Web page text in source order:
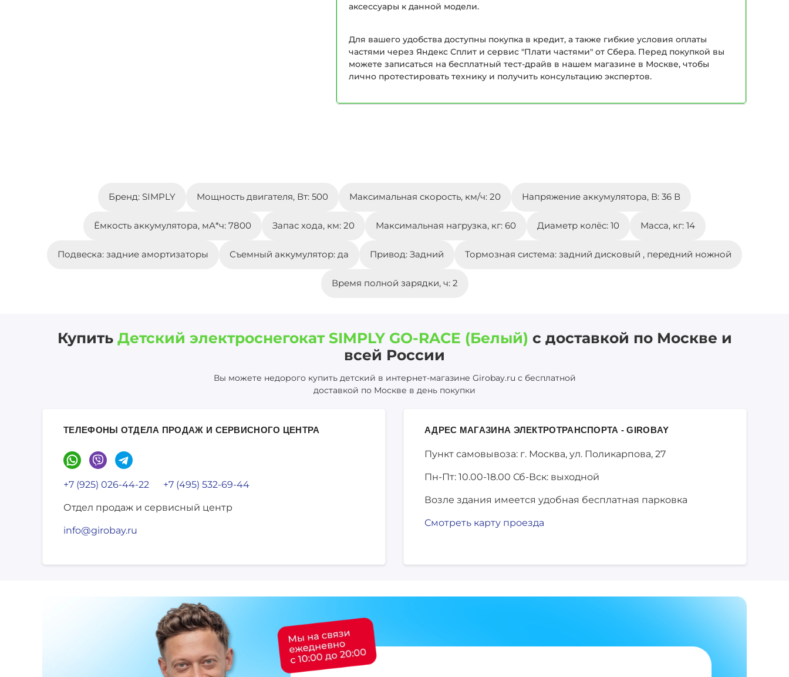
аксессуары к данной модели.
Для вашего удобства доступны покупка в кредит, а также гибкие условия оплаты
частями через Яндекс Сплит и сервис "Плати частями" от Сбера. Перед покупкой вы
можете записаться на бесплатный тест-драйв в нашем магазине в Москве, чтобы
лично протестировать технику и получить консультацию экспертов.
Бренд: SIMPLY Мощность двигателя, Вт: 500 Максимальная скорость, км/ч: 20 Напряжение аккумулятора, В: 36 В
Ёмкость аккумулятора, мА*ч: 7800 Запас хода, км: 20 Максимальная нагрузка, кг: 60 Диаметр колёс: 10 Масса, кг: 14
Подвеска: задние амортизаторы Съемный аккумулятор: да Привод: Задний Тормозная система: задний дисковый , передний ножной
Время полной зарядки, ч: 2
Купить Детский электроснегокат SIMPLY GO-RACE (Белый) с доставкой по Москве и
всей России
Вы можете недорого купить детский в интернет-магазине Girobay.ru с бесплатной
доставкой по Москве в день покупки
ТЕЛЕФОНЫ ОТДЕЛА ПРОДАЖ И СЕРВИСНОГО ЦЕНТРА
+7 (925) 026-44-22 +7 (495) 532-69-44
Отдел продаж и сервисный центр
info@girobay.ru
АДРЕС МАГАЗИНА ЭЛЕКТРОТРАНСПОРТА - GIROBAY
Пункт самовывоза: г. Москва, ул. Поликарпова, 27
Пн-Пт: 10.00-18.00 Сб-Вск: выходной
Возле здания имеется удобная бесплатная парковка
Смотреть карту проезда